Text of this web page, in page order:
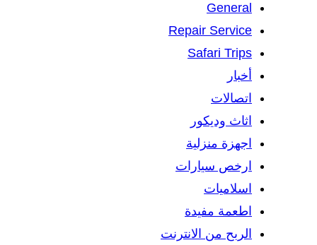
General
Repair Service
Safari Trips
أخبار
اتصالات
اثاث وديكور
اجهزة منزلية
ارخص سيارات
اسلاميات
اطعمة مفيدة
الربح من الانترنت